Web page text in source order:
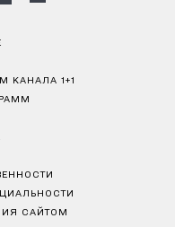
1+1
САЙТОМ